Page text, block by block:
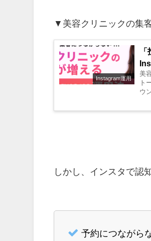
▼美容クリニックの集
Instagram運用
美
ト
ウ
しかし、インスタで認
予約につながら